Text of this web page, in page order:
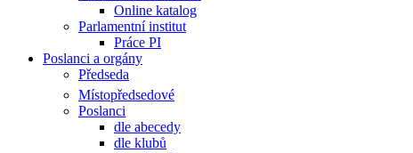
Online katalog
Parlamentní institut
Práce PI
Poslanci a orgány
Předseda
Místopředsedové
Poslanci
dle abecedy
dle klubů